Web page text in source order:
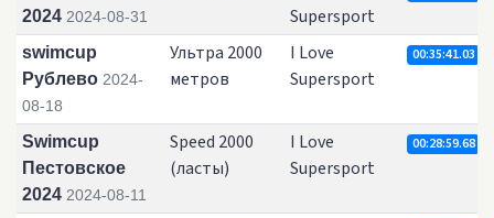
2024 2024-08-31
Supersport
swimcup
Рублево 2024-
08-18
Ультра 2000
метров
I Love
Supersport
00:35:41.03
Swimcup
Пестовское
2024 2024-08-11
Speed 2000
(ласты)
I Love
Supersport
00:28:59.68